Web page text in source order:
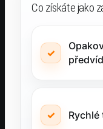
Co získáte jako